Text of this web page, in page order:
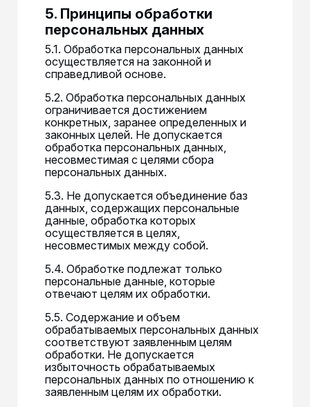
5. Принципы обработки
персональных данных
5.1. Обработка персональных данных
осуществляется на законной и
справедливой основе.
5.2. Обработка персональных данных
ограничивается достижением
конкретных, заранее определенных и
законных целей. Не допускается
обработка персональных данных,
несовместимая с целями сбора
персональных данных.
5.3. Не допускается объединение баз
данных, содержащих персональные
данные, обработка которых
осуществляется в целях,
несовместимых между собой.
5.4. Обработке подлежат только
персональные данные, которые
отвечают целям их обработки.
5.5. Содержание и объем
обрабатываемых персональных данных
соответствуют заявленным целям
обработки. Не допускается
избыточность обрабатываемых
персональных данных по отношению к
заявленным целям их обработки.